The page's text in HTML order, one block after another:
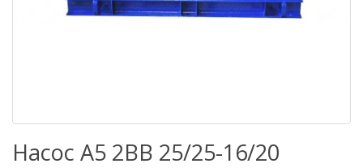
Насос А5 2ВВ 25/25-16/20